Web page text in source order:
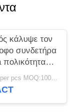
κάλυψε τον
συνδετήρα
-
SMA για
USD 0.43 per pcs MOQ:1000 κομμάτια